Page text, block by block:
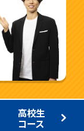
高校生
コース